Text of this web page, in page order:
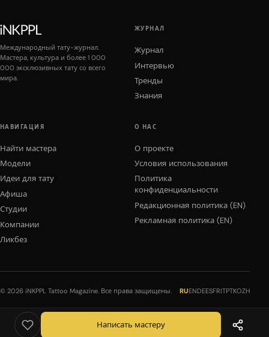
Написать мастеру
Международный тату-журнал.
Мастера, культура и более 1 000
000 эксклюзивных тату со всего
мира.
ЖУРНАЛ
Журнал
Интервью
Тренды
Знания
НАВИГАЦИЯ
Найти мастера
Модели
Идеи для тату
Афиша
Студии
Компании
Ликбез
О НАС
О проекте
Условия использования
Политика
конфиденциальности
Редакционная политика (EN)
Рекламная политика (EN)
© 2026 iNKPPL Tattoo Magazine. Все права защищены. RUENDEESFRITPTKOZH